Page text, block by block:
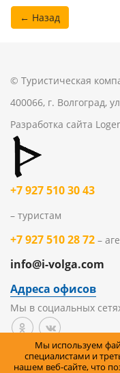
← Назад
© Туристическая
400066, г. Волгоград,
Разработка сайта
+7 927 510 30 43
– туристам
+7 927 510 28 72 –
info@i-volga.com
Адреса офисов
Мы в социальных
Политика
Мы используем
специалистами и
нашем веб-сайте, что